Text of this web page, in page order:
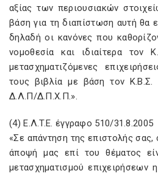
αξίας των περιουσιακών
βάση για τη διαπίστωση αυτή θα
δηλαδή οι κανόνες που
νομοθεσία και ιδιαίτερα τον
μετασχηματιζόμενες
τους βιβλία με βάση τον
Δ.Λ.Π/Δ.Π.X.Π.».
(4) E.Λ.T.E. έγγραφο 510/31.8.2005
«Σε απάντηση της επιστολής
άποψή μας επί του θέματος
μετασχηματισμού επιχειρήσεων